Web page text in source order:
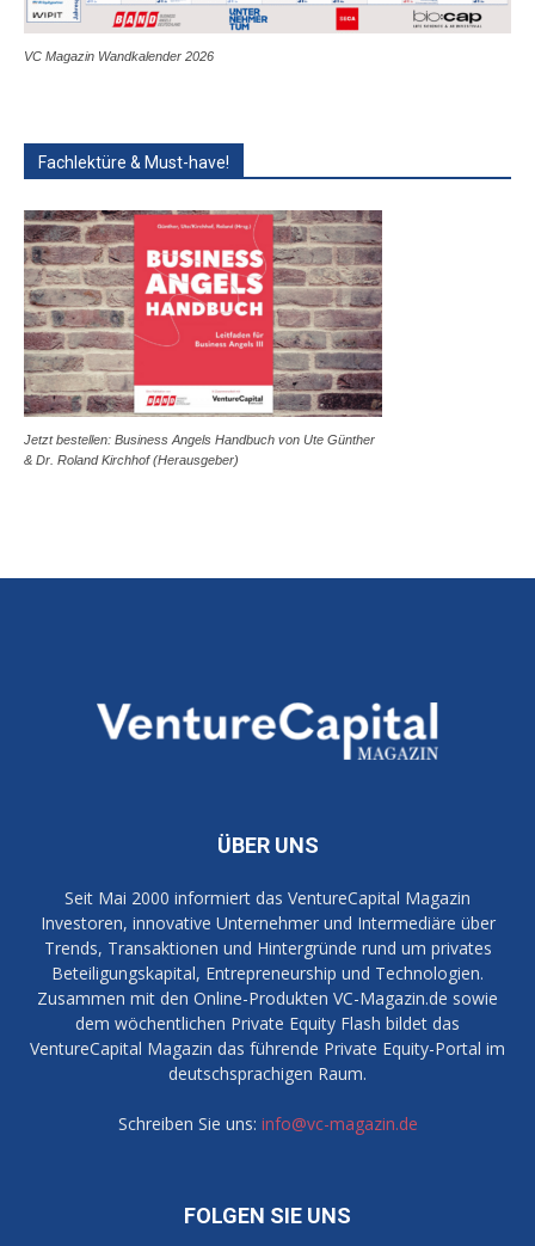
VC Magazin Wandkalender 2026
Fachlektüre & Must-have!
Jetzt bestellen: Business Angels Handbuch von Ute Günther
& Dr. Roland Kirchhof (Herausgeber)
ÜBER UNS
Seit Mai 2000 informiert das VentureCapital Magazin
Investoren, innovative Unternehmer und Intermediäre über
Trends, Transaktionen und Hintergründe rund um privates
Beteiligungskapital, Entrepreneurship und Technologien.
Zusammen mit den Online-Produkten VC-Magazin.de sowie
dem wöchentlichen Private Equity Flash bildet das
VentureCapital Magazin das führende Private Equity-Portal im
deutschsprachigen Raum.
Schreiben Sie uns: info@vc-magazin.de
FOLGEN SIE UNS